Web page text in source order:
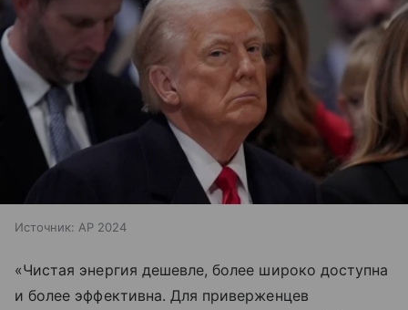
Источник: AP 2024
«Чистая энергия дешевле, более широко доступна
и более эффективна. Для приверженцев